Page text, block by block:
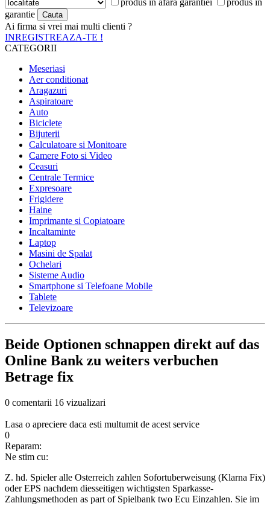
produs in afara garantiei
produs in
garantie
Ai firma si vrei mai multi clienti ?
INREGISTREAZA-TE !
CATEGORII
Meseriasi
Aer conditionat
Aragazuri
Aspiratoare
Auto
Biciclete
Bijuterii
Calculatoare si Monitoare
Camere Foto si Video
Ceasuri
Centrale Termice
Expresoare
Frigidere
Haine
Imprimante si Copiatoare
Incaltaminte
Laptop
Masini de Spalat
Ochelari
Sisteme Audio
Smartphone si Telefoane Mobile
Tablete
Televizoare
Beide Optionen schnappen direkt auf das
Online Bank zu weiters verbuchen
Betrage fix
0 comentarii 16 vizualizari
Lasa o apreciere daca esti multumit de acest service
0
Reparam:
Ne stim cu:
Z. hd. Spieler alle Osterreich zahlen Sofortuberweisung (Klarna Fix)
oder EPS nachdem diesseitigen wichtigsten Sparkasse-
Zahlungsmethoden as part of Spielbank two Ecu Einzahlen. Sie im